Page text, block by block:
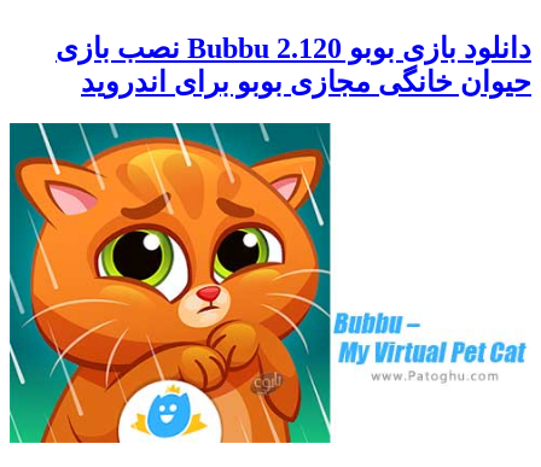
دانلود بازی بوبو 2.120 Bubbu نصب بازی
حیوان خانگی مجازی بوبو برای اندروید